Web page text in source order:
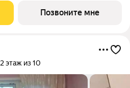
Позвоните мне
2 этаж из 10